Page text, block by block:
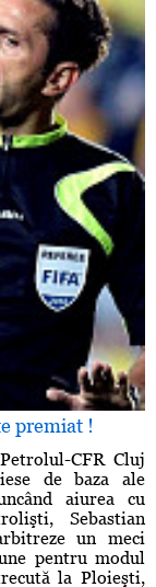
premiat !
CFR Cluj
de baza ale
aiurea cu
Sebastian
un meci
pentru modul
la Ploieşti,